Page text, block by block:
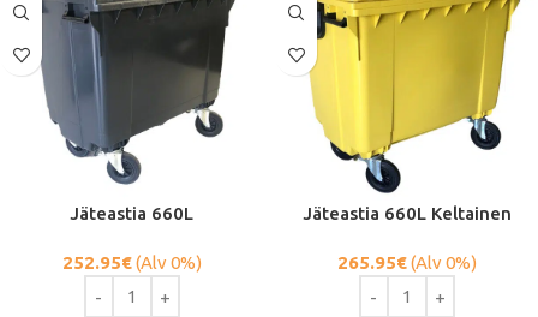
Jäteastia 660L
252.95€(Alv 0%)
Jäteastia 660L Keltainen
265.95€(Alv 0%)